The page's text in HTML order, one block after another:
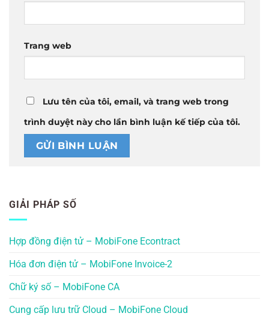
Trang web
Lưu tên của tôi, email, và trang web trong
trình duyệt này cho lần bình luận kế tiếp của tôi.
GIẢI PHÁP SỐ
Hợp đồng điện tử – MobiFone Econtract
Hóa đơn điện tử – MobiFone Invoice-2
Chữ ký số – MobiFone CA
Cung cấp lưu trữ Cloud – MobiFone Cloud